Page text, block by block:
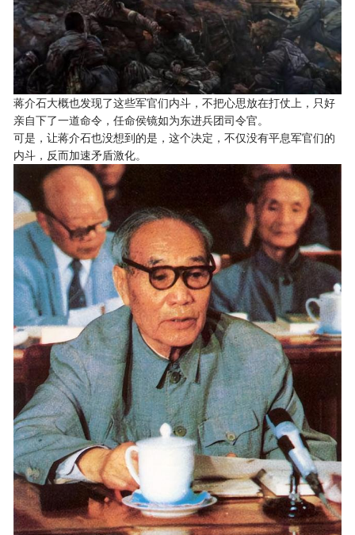
蒋介石大概也发现了这些军官们内斗，不把心思放在打仗上，只好
亲自下了一道命令，任命侯镜如为东进兵团司令官。
可是，让蒋介石也没想到的是，这个决定，不仅没有平息军官们的
内斗，反而加速矛盾激化。